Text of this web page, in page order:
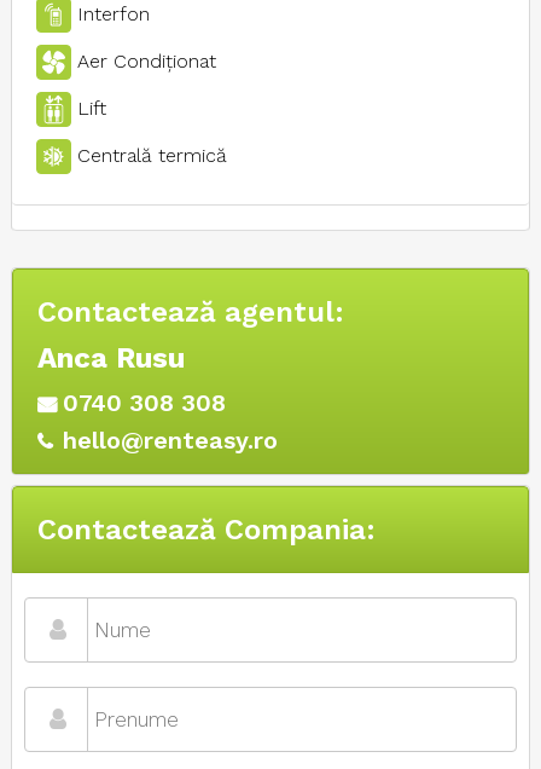
Interfon
Aer Condiţionat
Lift
Centrală termică
Contactează agentul:
Anca Rusu
0740 308 308
hello@renteasy.ro
Contactează Compania: